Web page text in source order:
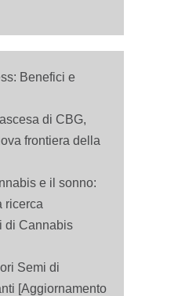
Benefici e
di CBG,
frontiera della
e il sonno:
ricerca
di Cannabis
Semi di
[Aggiornamento